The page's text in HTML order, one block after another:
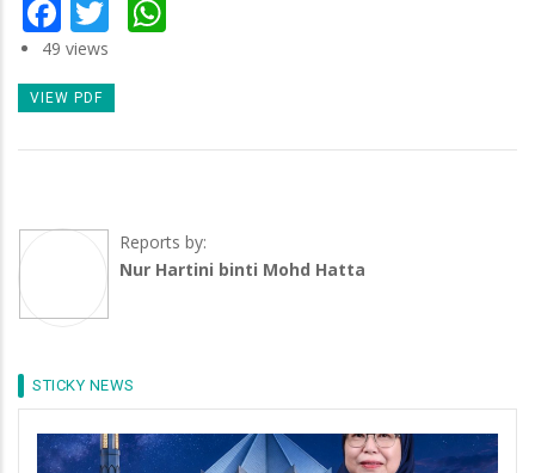
49 views
VIEW PDF
Reports by:
Nur Hartini binti Mohd Hatta
STICKY NEWS